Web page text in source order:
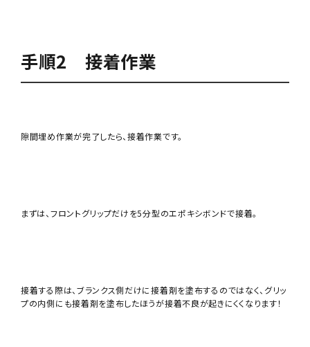
手順2 接着作業
隙間埋め作業が完了したら、接着作業です。
まずは、フロントグリップだけを5分型のエポキシボンドで接着。
接着する際は、ブランクス側だけに接着剤を塗布するのではなく、グリッ
プの内側にも接着剤を塗布したほうが接着不良が起きにくくなります！